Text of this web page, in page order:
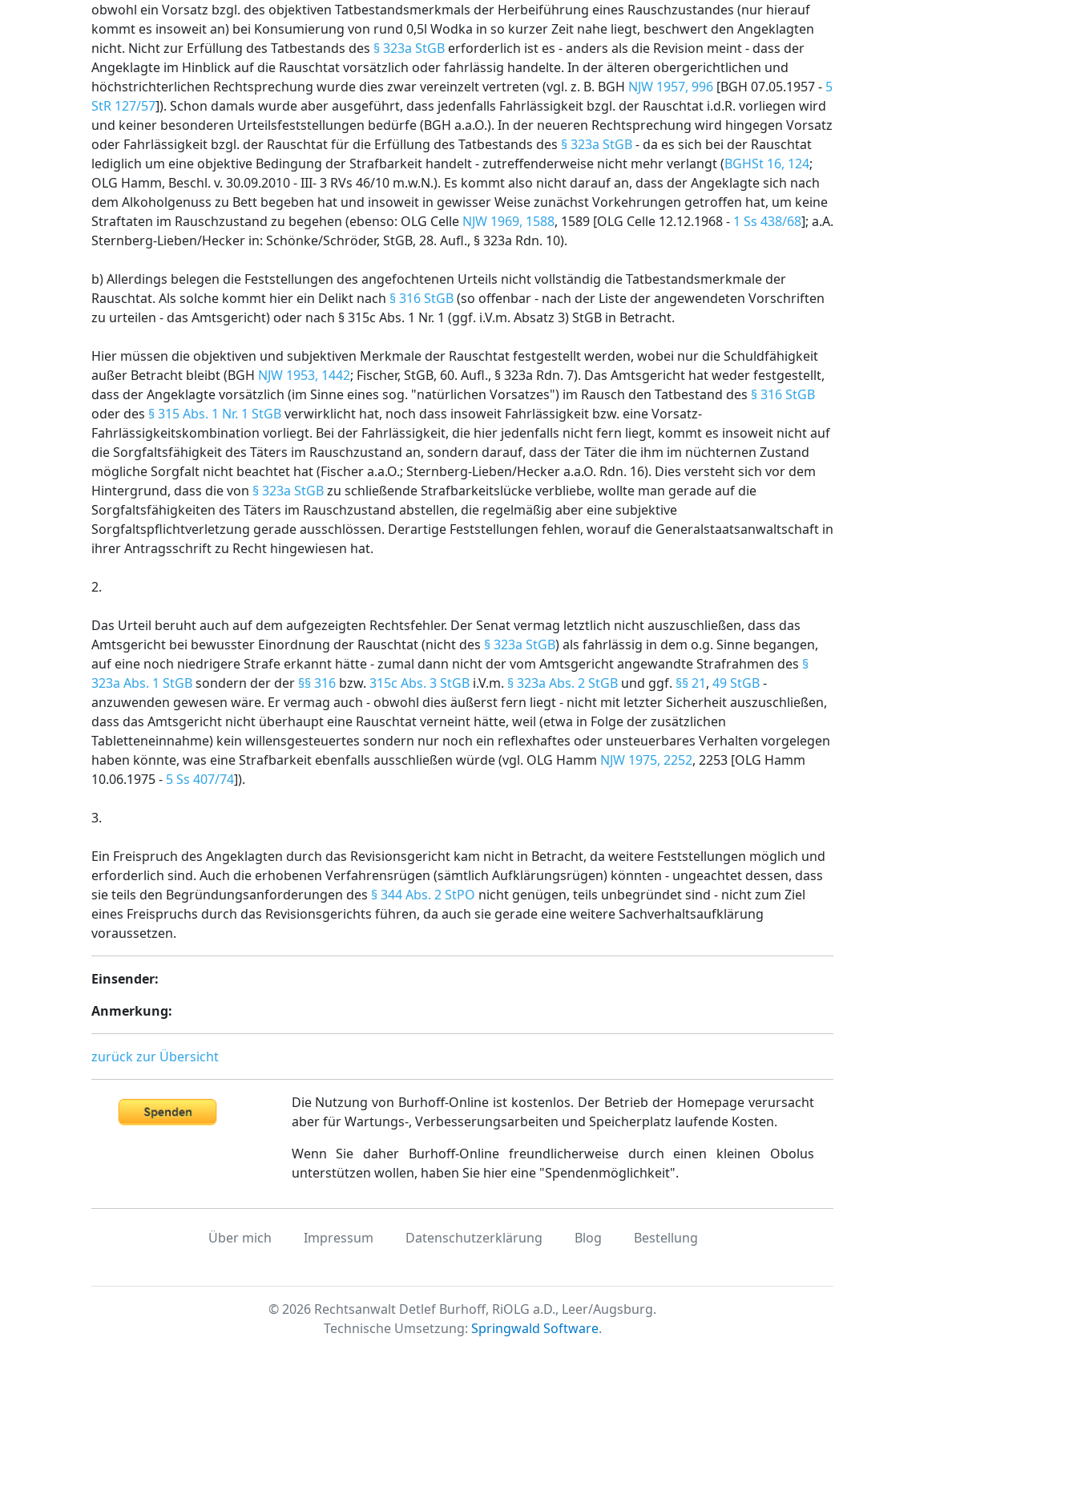
obwohl ein Vorsatz bzgl. des objektiven Tatbestandsmerkmals der Herbeiführung eines Rauschzustandes (nur hierauf
kommt es insoweit an) bei Konsumierung von rund 0,5l Wodka in so kurzer Zeit nahe liegt, beschwert den Angeklagten
nicht. Nicht zur Erfüllung des Tatbestands des § 323a StGB erforderlich ist es - anders als die Revision meint - dass der
Angeklagte im Hinblick auf die Rauschtat vorsätzlich oder fahrlässig handelte. In der älteren obergerichtlichen und
höchstrichterlichen Rechtsprechung wurde dies zwar vereinzelt vertreten (vgl. z. B. BGH NJW 1957, 996 [BGH 07.05.1957 - 5
StR 127/57]). Schon damals wurde aber ausgeführt, dass jedenfalls Fahrlässigkeit bzgl. der Rauschtat i.d.R. vorliegen wird
und keiner besonderen Urteilsfeststellungen bedürfe (BGH a.a.O.). In der neueren Rechtsprechung wird hingegen Vorsatz
oder Fahrlässigkeit bzgl. der Rauschtat für die Erfüllung des Tatbestands des § 323a StGB- da es sich bei der Rauschtat
lediglich um eine objektive Bedingung der Strafbarkeit handelt - zutreffenderweise nicht mehr verlangt (BGHSt 16, 124;
OLG Hamm, Beschl. v. 30.09.2010 - III- 3 RVs 46/10 m.w.N.). Es kommt also nicht darauf an, dass der Angeklagte sich nach
dem Alkoholgenuss zu Bett begeben hat und insoweit in gewisser Weise zunächst Vorkehrungen getroffen hat, um keine
Straftaten im Rauschzustand zu begehen (ebenso: OLG Celle NJW 1969, 1588, 1589 [OLG Celle 12.12.1968 - 1 Ss 438/68]; a.A.
Sternberg-Lieben/Hecker in: Schönke/Schröder, StGB, 28. Aufl., § 323a Rdn. 10).
b) Allerdings belegen die Feststellungen des angefochtenen Urteils nicht vollständig die Tatbestandsmerkmale der
Rauschtat. Als solche kommt hier ein Delikt nach § 316 StGB(so offenbar - nach der Liste der angewendeten Vorschriften
zu urteilen - das Amtsgericht) oder nach § 315c Abs. 1 Nr. 1 (ggf. i.V.m. Absatz 3) StGB in Betracht.
Hier müssen die objektiven und subjektiven Merkmale der Rauschtat festgestellt werden, wobei nur die Schuldfähigkeit
außer Betracht bleibt (BGH NJW 1953, 1442; Fischer, StGB, 60. Aufl., § 323a Rdn. 7). Das Amtsgericht hat weder festgestellt,
dass der Angeklagte vorsätzlich (im Sinne eines sog. "natürlichen Vorsatzes") im Rausch den Tatbestand des § 316 StGB
oder des § 315 Abs. 1 Nr. 1 StGBverwirklicht hat, noch dass insoweit Fahrlässigkeit bzw. eine Vorsatz-
Fahrlässigkeitskombination vorliegt. Bei der Fahrlässigkeit, die hier jedenfalls nicht fern liegt, kommt es insoweit nicht auf
die Sorgfaltsfähigkeit des Täters im Rauschzustand an, sondern darauf, dass der Täter die ihm im nüchternen Zustand
mögliche Sorgfalt nicht beachtet hat (Fischer a.a.O.; Sternberg-Lieben/Hecker a.a.O. Rdn. 16). Dies versteht sich vor dem
Hintergrund, dass die von § 323a StGBzu schließende Strafbarkeitslücke verbliebe, wollte man gerade auf die
Sorgfaltsfähigkeiten des Täters im Rauschzustand abstellen, die regelmäßig aber eine subjektive
Sorgfaltspflichtverletzung gerade ausschlössen. Derartige Feststellungen fehlen, worauf die Generalstaatsanwaltschaft in
ihrer Antragsschrift zu Recht hingewiesen hat.
2.
Das Urteil beruht auch auf dem aufgezeigten Rechtsfehler. Der Senat vermag letztlich nicht auszuschließen, dass das
Amtsgericht bei bewusster Einordnung der Rauschtat (nicht des § 323a StGB) als fahrlässig in dem o.g. Sinne begangen,
auf eine noch niedrigere Strafe erkannt hätte - zumal dann nicht der vom Amtsgericht angewandte Strafrahmen des §
323a Abs. 1 StGBsondern der der §§ 316 bzw. 315c Abs. 3 StGB i.V.m. § 323a Abs. 2 StGB und ggf. §§ 21, 49 StGB-
anzuwenden gewesen wäre. Er vermag auch - obwohl dies äußerst fern liegt - nicht mit letzter Sicherheit auszuschließen,
dass das Amtsgericht nicht überhaupt eine Rauschtat verneint hätte, weil (etwa in Folge der zusätzlichen
Tabletteneinnahme) kein willensgesteuertes sondern nur noch ein reflexhaftes oder unsteuerbares Verhalten vorgelegen
haben könnte, was eine Strafbarkeit ebenfalls ausschließen würde (vgl. OLG Hamm NJW 1975, 2252, 2253 [OLG Hamm
10.06.1975 - 5 Ss 407/74]).
3.
Ein Freispruch des Angeklagten durch das Revisionsgericht kam nicht in Betracht, da weitere Feststellungen möglich und
erforderlich sind. Auch die erhobenen Verfahrensrügen (sämtlich Aufklärungsrügen) könnten - ungeachtet dessen, dass
sie teils den Begründungsanforderungen des § 344 Abs. 2 StPO nicht genügen, teils unbegründet sind - nicht zum Ziel
eines Freispruchs durch das Revisionsgerichts führen, da auch sie gerade eine weitere Sachverhaltsaufklärung
voraussetzen.
Einsender:
Anmerkung:
zurück zur Übersicht
Die Nutzung von Burhoff-Online ist kostenlos. Der Betrieb der Homepage verursacht
aber für Wartungs-, Verbesserungsarbeiten und Speicherplatz laufende Kosten.
Wenn Sie daher Burhoff-Online freundlicherweise durch einen kleinen Obolus
unterstützen wollen, haben Sie hier eine "Spendenmöglichkeit".
Über mich Impressum Datenschutzerklärung Blog Bestellung
© 2026 Rechtsanwalt Detlef Burhoff, RiOLG a.D., Leer/Augsburg.
Technische Umsetzung: Springwald Software.